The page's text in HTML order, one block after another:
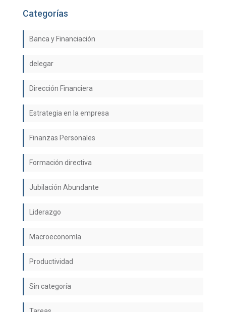
Categorías
Banca y Financiación
delegar
Dirección Financiera
Estrategia en la empresa
Finanzas Personales
Formación directiva
Jubilación Abundante
Liderazgo
Macroeconomía
Productividad
Sin categoría